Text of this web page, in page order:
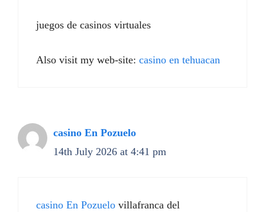
juegos de casinos virtuales
Also visit my web-site: casino en tehuacan
casino En Pozuelo
14th July 2026 at 4:41 pm
casino En Pozuelo villafranca del